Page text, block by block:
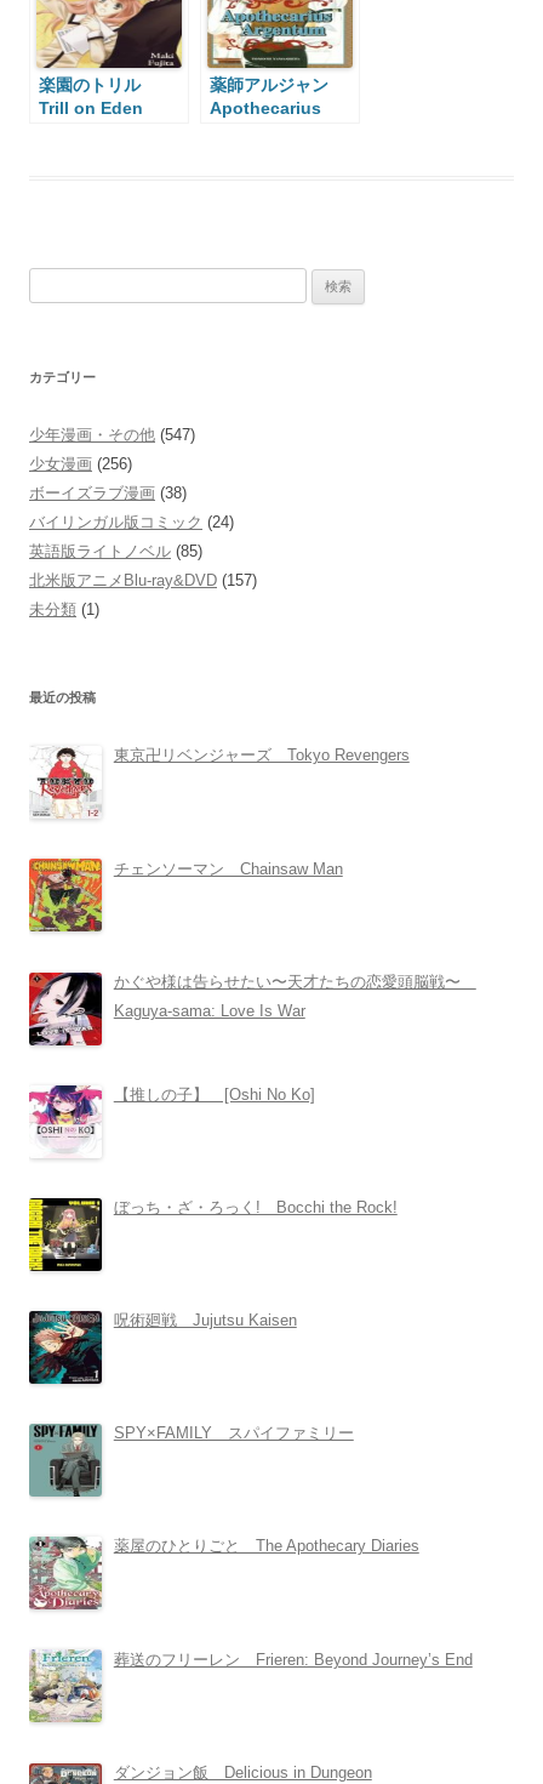
楽園のトリル
Trill on Eden
薬師アルジャン
Apothecarius
カテゴリー
少年漫画・その他 (547)
少女漫画 (256)
ボーイズラブ漫画 (38)
バイリンガル版コミック (24)
英語版ライトノベル (85)
北米版アニメBlu-ray&DVD (157)
未分類 (1)
最近の投稿
東京卍リベンジャーズ Tokyo Revengers
チェンソーマン Chainsaw Man
かぐや様は告らせたい〜天才たちの恋愛頭脳戦〜
Kaguya-sama: Love Is War
【推しの子】 [Oshi No Ko]
ぼっち・ざ・ろっく! Bocchi the Rock!
呪術廻戦 Jujutsu Kaisen
SPY×FAMILY スパイファミリー
薬屋のひとりごと The Apothecary Diaries
葬送のフリーレン Frieren: Beyond Journey’s End
ダンジョン飯 Delicious in Dungeon